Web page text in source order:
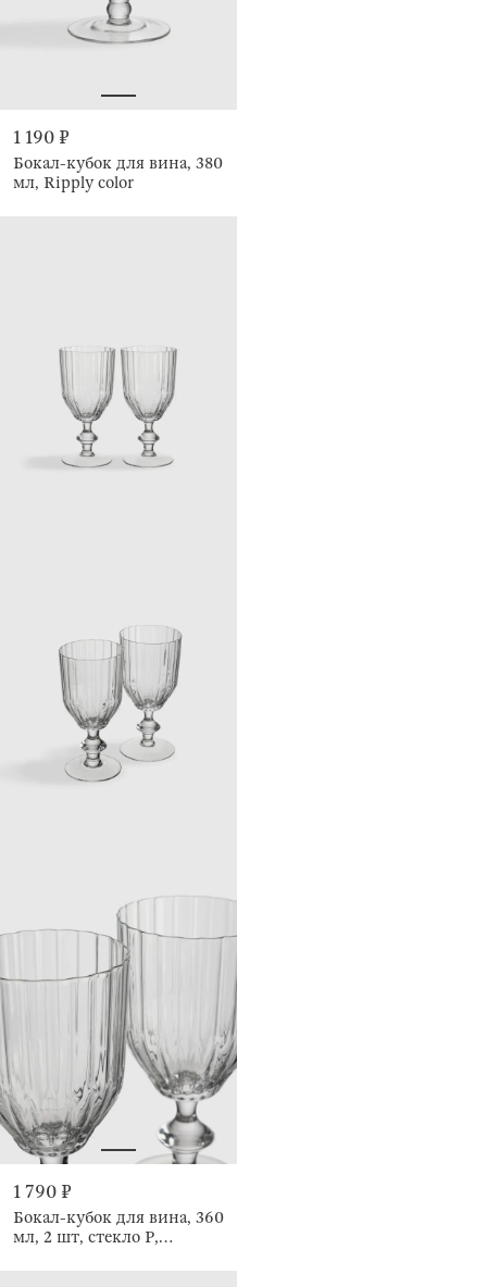
1 190 ₽
Бокал-кубок для вина, 380
мл, Ripply color
1 790 ₽
Бокал-кубок для вина, 360
мл, 2 шт, стекло Р,